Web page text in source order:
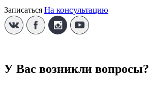
Записаться На консультацию
У Вас возникли вопросы?